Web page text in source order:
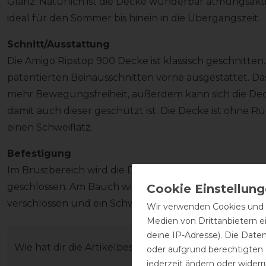
ideal für den Sommer bis hinein in die Übergangszeit.
Schnitt/Ausstattung
Die Amigo Ripstop 900 Decke ist klassisch
patentierten Beinausschnitten vorne ausgestattet.
mehr Bewegungsfreiheit, außerdem kann sich die
damit auch dieser geschützt ist. Die Decke ist ohne
einen Schweiflatz.
Befestigung
Im Brustbereich wird die Decke mit einem doppelten
geschlossen. Am Bauch wird sie mit zwei gekreuzten
verschlossen und ein Schweifriemen macht die
Wie hat dir die Artikelbeschreibung gefallen?
Wir verwenden Cookies
Medien von Drittanbietern
deine IP-Adresse). Die
oder aufgrund berechtigten
jederzeit ändern oder